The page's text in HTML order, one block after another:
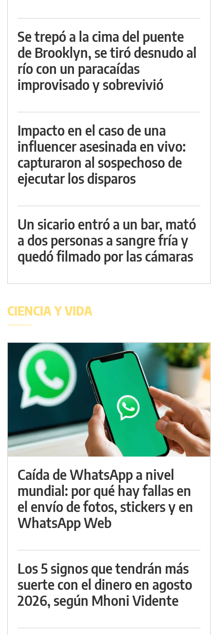
Se trepó a la cima del puente
de Brooklyn, se tiró desnudo al
río con un paracaídas
improvisado y sobrevivió
Impacto en el caso de una
influencer asesinada en vivo:
capturaron al sospechoso de
ejecutar los disparos
Un sicario entró a un bar, mató
a dos personas a sangre fría y
quedó filmado por las cámaras
CIENCIA Y VIDA
Caída de WhatsApp a nivel
mundial: por qué hay fallas en
el envío de fotos, stickers y en
WhatsApp Web
Los 5 signos que tendrán más
suerte con el dinero en agosto
2026, según Mhoni Vidente